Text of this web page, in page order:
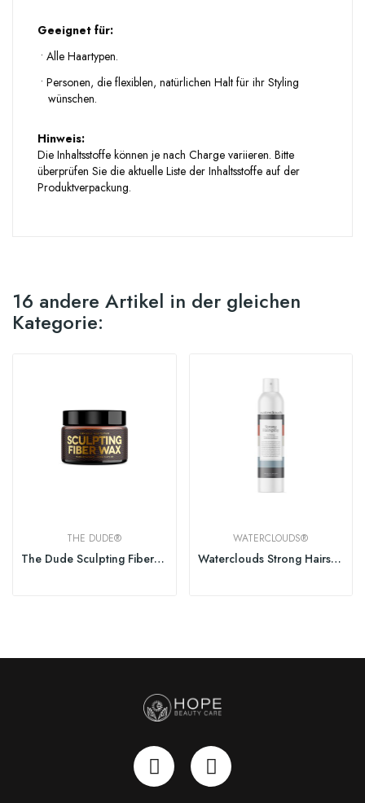
Geeignet für:
• Alle Haartypen.
• Personen, die flexiblen, natürlichen Halt für ihr Styling
wünschen.
Hinweis:
Die Inhaltsstoffe können je nach Charge variieren. Bitte
überprüfen Sie die aktuelle Liste der Inhaltsstoffe auf der
Produktverpackung.
16 andere Artikel in der gleichen
Kategorie:
THE DUDE®
The Dude Sculpting Fiber Wax 100ml
WATERCLOUDS®
Waterclouds Strong Hairspray 250ml